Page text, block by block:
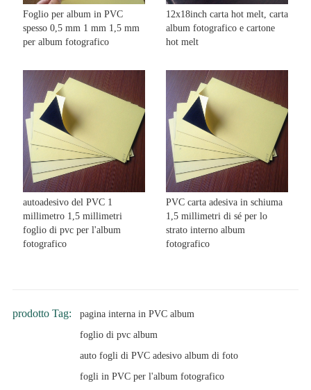
Foglio per album in PVC
spesso 0,5 mm 1 mm 1,5 mm
per album fotografico
12x18inch carta hot melt, carta
album fotografico e cartone
hot melt
autoadesivo del PVC 1
millimetro 1,5 millimetri
foglio di pvc per l'album
fotografico
PVC carta adesiva in schiuma
1,5 millimetri di sé per lo
strato interno album
fotografico
prodotto Tag:
pagina interna in PVC album
foglio di pvc album
auto fogli di PVC adesivo album di foto
fogli in PVC per l'album fotografico